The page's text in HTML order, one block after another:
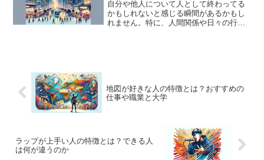
自分や他人について人として終わってる
かもしれないと感じる瞬間があるかもし
れません。特に、人間関係や日々の行動
地図が好きな人の特徴とは？おすすめの
仕事や職業と大学
ラップが上手い人の特徴とは？できる人
は何が違うのか